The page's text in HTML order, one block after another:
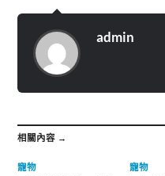
admin
相關內容 →
寵物 寵物